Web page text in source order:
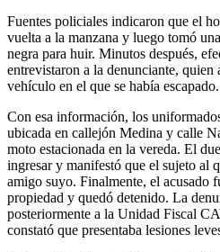
Fuentes policiales indicaron que el
vuelta a la manzana y luego tomó
negra para huir. Minutos después,
entrevistaron a la denunciante, quien
vehículo en el que se había escapado.
Con esa información, los
ubicada en callejón Medina y calle
moto estacionada en la vereda. El
ingresar y manifestó que el sujeto al
amigo suyo. Finalmente, el acusado
propiedad y quedó detenido. La
posteriormente a la Unidad Fiscal
constató que presentaba lesiones